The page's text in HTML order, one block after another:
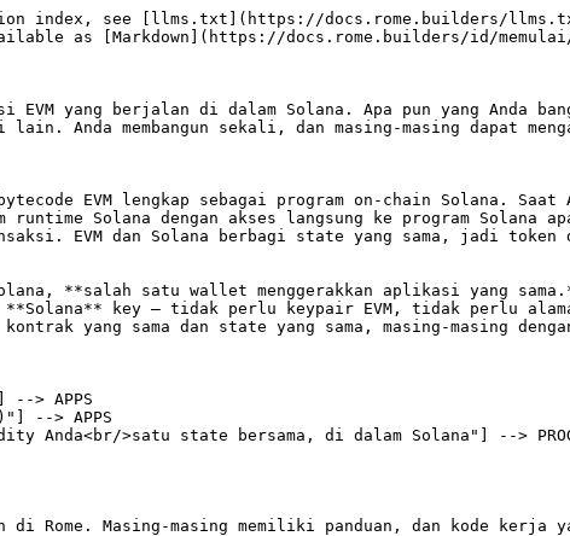
index, see [llms.txt](https://docs.rome.builders/
as [Markdown](https://docs.rome.builders/id/
EVM yang berjalan di dalam Solana. Apa pun yang Anda
Anda membangun sekali, dan masing-masing dapat
bytecode EVM lengkap sebagai program on-chain Solana.
Solana dengan akses langsung ke program Solana
EVM dan Solana berbagi state yang sama, jadi token
**salah satu wallet menggerakkan aplikasi yang
**Solana** key — tidak perlu keypair EVM, tidak perlu
kontrak yang sama dan state yang sama, masing-masing
di Rome. Masing-masing memiliki panduan, dan kode kerja